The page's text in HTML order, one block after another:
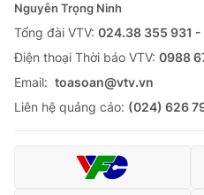
Nguyễn Trọng Ninh
Tổng đài VTV: 024.38 355 931
Ðiện thoại Thời báo VTV: 0988
Email: toasoan@vtv.vn
Liên hệ quảng cáo: (024) 626